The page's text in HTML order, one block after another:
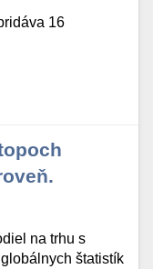
16
na trhu s
štatistík